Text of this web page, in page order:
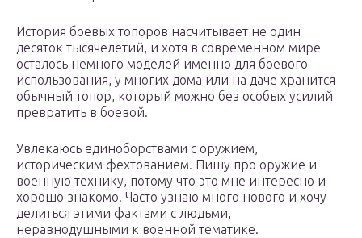
История боевых топоров насчитывает не один
десяток тысячелетий, и хотя в современном мире
осталось немного моделей именно для боевого
использования, у многих дома или на даче хранится
обычный топор, который можно без особых усилий
превратить в боевой.
Увлекаюсь единоборствами с оружием,
историческим фехтованием. Пишу про оружие и
военную технику, потому что это мне интересно и
хорошо знакомо. Часто узнаю много нового и хочу
делиться этими фактами с людьми,
неравнодушными к военной тематике.